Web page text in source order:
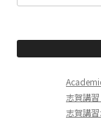
索:
志賀講
志賀講